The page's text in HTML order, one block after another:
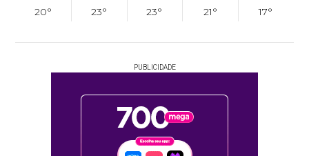
20°
23°
23°
21°
17°
PUBLICIDADE